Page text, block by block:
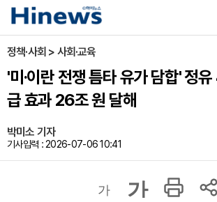
정책·사회 > 사회·교육
'미·이란 전쟁 틈타 유가 담합' 정
급 효과 26조 원 달해
박미소 기자
기사입력 : 2026-07-06 10:41
가 가